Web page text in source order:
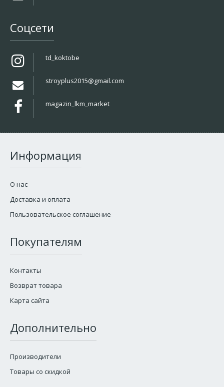
Соцсети
td_koktobe
stroyplus2015@gmail.com
magazin_lkm_market
Информация
О нас
Доставка и оплата
Пользовательское соглашение
Покупателям
Контакты
Возврат товара
Карта сайта
Дополнительно
Производители
Товары со скидкой